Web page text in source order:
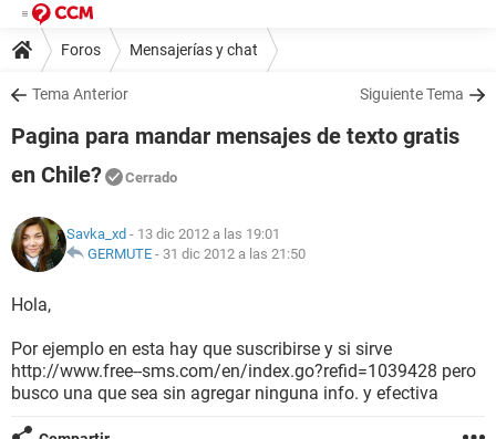
Foros Mensajerías y chat
Tema Anterior Siguiente Tema
Pagina para mandar mensajes de texto gratis
en Chile?
Cerrado
Savka_xd - 13 dic 2012 a las 19:01
GERMUTE - 31 dic 2012 a las 21:50
Hola,
Por ejemplo en esta hay que suscribirse y si sirve
http://www.free--sms.com/en/index.go?refid=1039428 pero
busco una que sea sin agregar ninguna info. y efectiva